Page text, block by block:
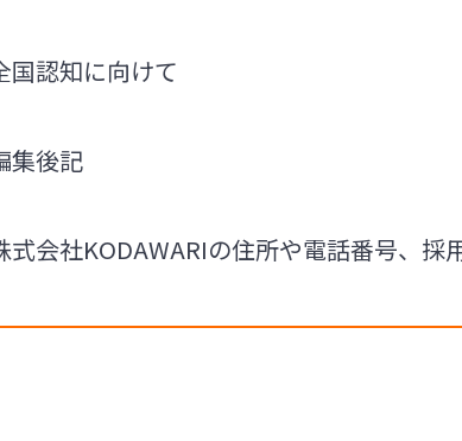
国認知に向けて
集後記
式会社KODAWARIの住所や電話番号、